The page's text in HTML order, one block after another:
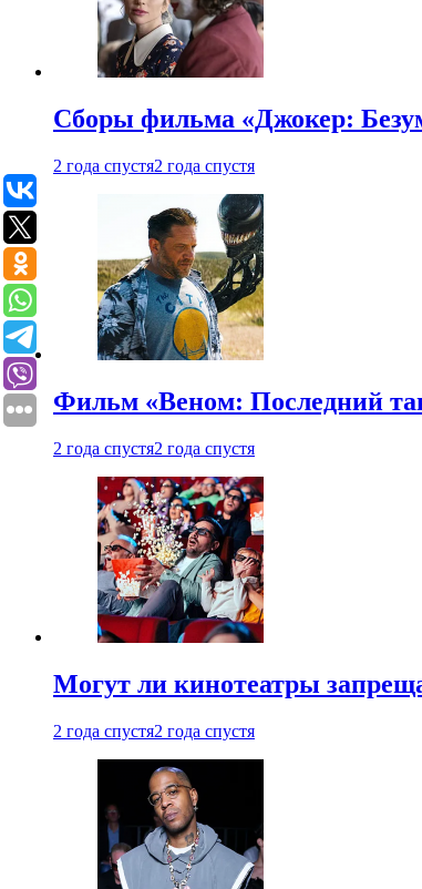
Сборы фильма «Джокер:
2 года спустя2 года спустя
Фильм «Веном: Последний
2 года спустя2 года спустя
Могут ли кинотеатры
2 года спустя2 года спустя